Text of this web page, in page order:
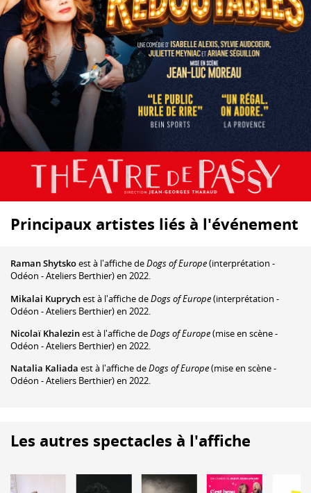
Principaux artistes liés à l'événement
Raman Shytskoest à l'affiche deDogs of Europe(interprétation -
Odéon - Ateliers Berthier) en 2022.
Mikalai Kuprychest à l'affiche deDogs of Europe(interprétation -
Odéon - Ateliers Berthier) en 2022.
Nicolaï Khalezinest à l'affiche deDogs of Europe(mise en scène -
Odéon - Ateliers Berthier) en 2022.
Natalia Kaliada est à l'affiche deDogs of Europe(mise en scène -
Odéon - Ateliers Berthier) en 2022.
Les autres spectacles à l'affiche